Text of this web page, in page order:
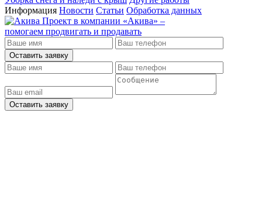
Информация Новости Статьи Обработка данных
Проект в компании «Акива» –
помогаем продвигать и продавать